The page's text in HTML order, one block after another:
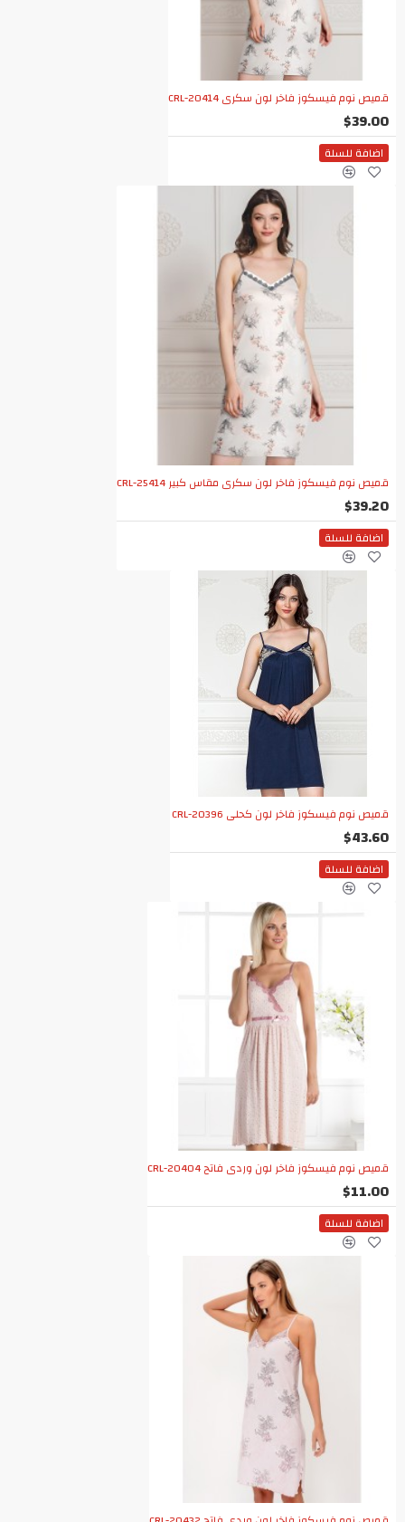
قميص نوم فيسكوز فاخر لون سكري CRL-20414
$39.00
اضافة للسلة
قميص نوم فيسكوز فاخر لون سكري مقاس كبير CRL-25414
$39.20
اضافة للسلة
قميص نوم فيسكوز فاخر لون كحلي CRL-20396
$43.60
اضافة للسلة
قميص نوم فيسكوز فاخر لون وردي فاتح CRL-20404
$11.00
اضافة للسلة